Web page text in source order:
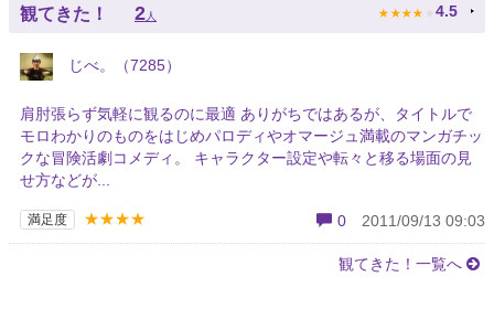
観てきた！ 2 人 ★ ★ ★ ★ ★ 4.5
じべ。（7285）
肩肘張らず気軽に観るのに最適 ありがちではあるが、タイトルで
モロわかりのものをはじめパロディやオマージュ満載のマンガチッ
クな冒険活劇コメディ。 キャラクター設定や転々と移る場面の見
せ方などが...
満足度 ★★★★ 0 2011/09/13 09:03
観てきた！一覧へ